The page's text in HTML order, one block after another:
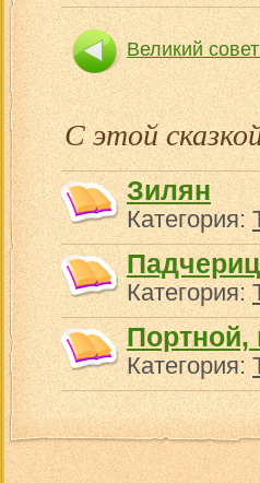
Великий
С этой
Зилян
Категория:
Категория:
Портной,
Категория: